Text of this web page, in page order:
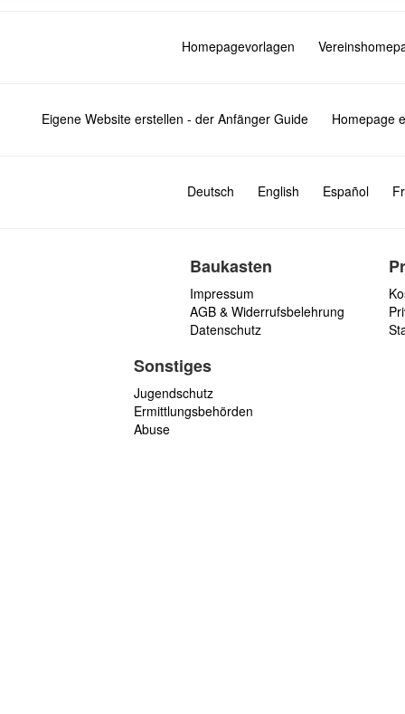
Homepagevorlagen
Eigene Website erstellen - der Anfänger Guide Homepage
Deutsch English Español
Baukasten
Impressum
AGB & Widerrufsbelehrung
Datenschutz
Sonstiges
Jugendschutz
Ermittlungsbehörden
Abuse